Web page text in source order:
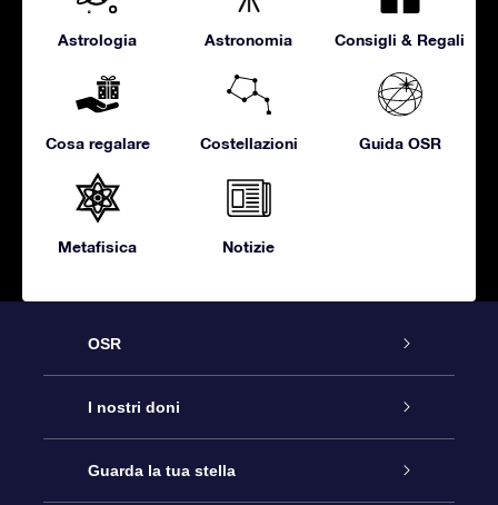
Astrologia Astronomia Consigli & Regali
Cosa regalare Costellazioni Guida OSR
Metafisica Notizie
OSR
Assistenza
Contattaci
I nostri doni
Online Star Gift
Guarda la tua stella